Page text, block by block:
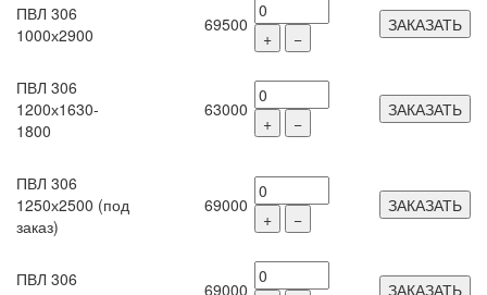
ПВЛ 306
1000х2900
69500
+ −
ЗАКАЗАТЬ
ПВЛ 306
1200х1630-
1800
63000
+ −
ЗАКАЗАТЬ
ПВЛ 306
1250х2500 (под
заказ)
69000
+ −
ЗАКАЗАТЬ
ПВЛ 306
69000 ЗАКАЗАТЬ